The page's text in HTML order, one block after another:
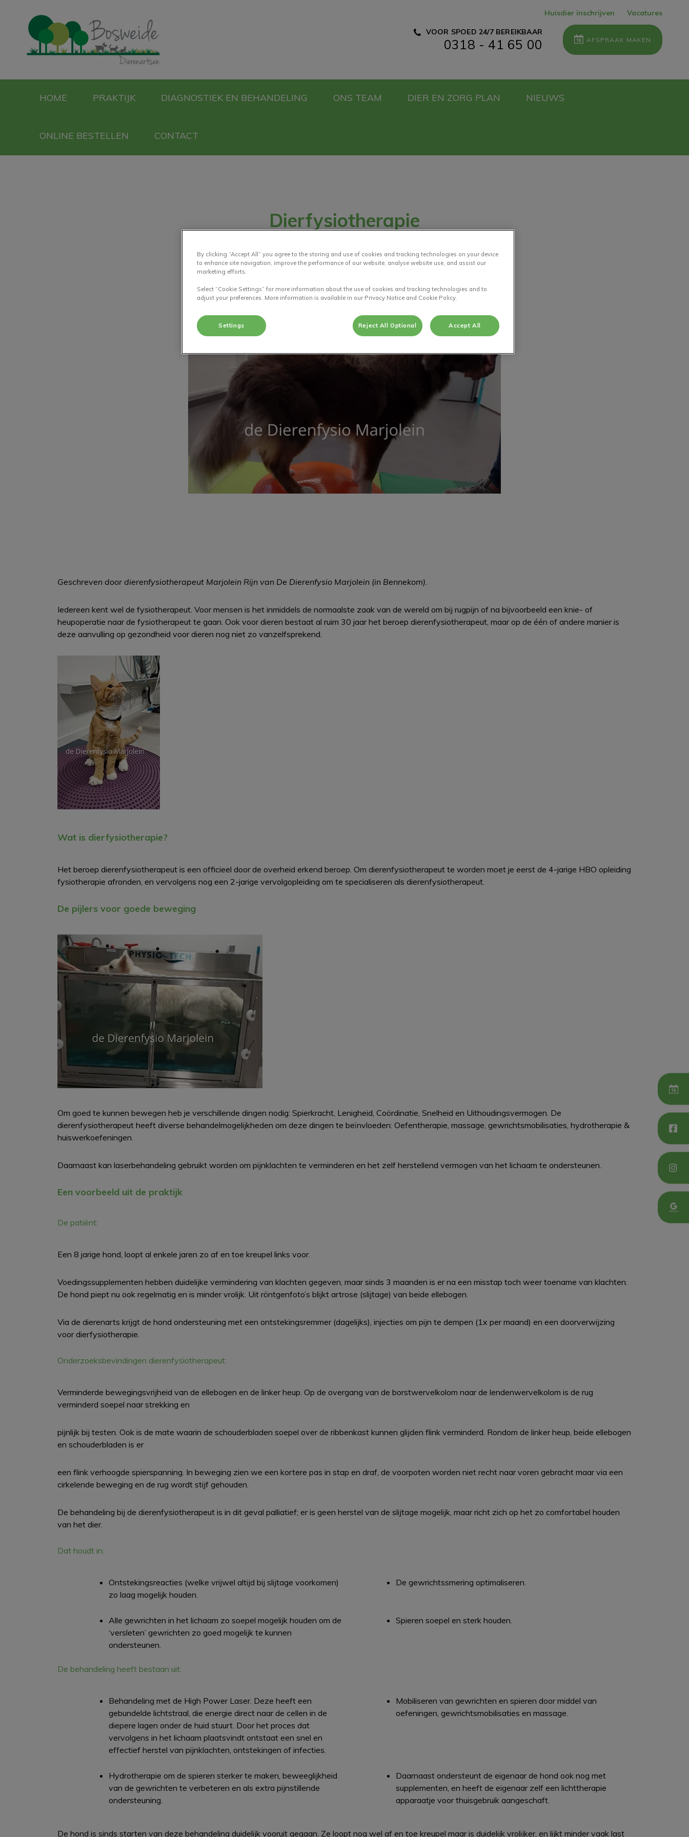
Huisdier inschrijven Vacatures
VOOR SPOED 24/7 BEREIKBAAR
0318 - 41 65 00 AFSPRAAK MAKEN
HOME PRAKTIJK DIAGNOSTIEK EN BEHANDELING ONS TEAM DIER EN ZORG PLAN NIEUWS
ONLINE BESTELLEN CONTACT
Dierfysiotherapie
jun 16 2023, 16:03
Deel
Geschreven door dierenfysiotherapeut Marjolein Rijn van De Dierenfysio Marjolein (in Bennekom).
Iedereen kent wel de fysiotherapeut. Voor mensen is het inmiddels de normaalste zaak van de wereld om bij rugpijn of na bijvoorbeeld een knie- of
heupoperatie naar de fysiotherapeut te gaan. Ook voor dieren bestaat al ruim 30 jaar het beroep dierenfysiotherapeut, maar op de één of andere manier is
deze aanvulling op gezondheid voor dieren nog niet zo vanzelfsprekend.
Wat is dierfysiotherapie?
Het beroep dierenfysiotherapeut is een officieel door de overheid erkend beroep. Om dierenfysiotherapeut te worden moet je eerst de 4-jarige HBO opleiding
fysiotherapie afronden, en vervolgens nog een 2-jarige vervolgopleiding om te specialiseren als dierenfysiotherapeut.
De pijlers voor goede beweging
Om goed te kunnen bewegen heb je verschillende dingen nodig: Spierkracht, Lenigheid, Coördinatie, Snelheid en Uithoudingsvermogen. De
dierenfysiotherapeut heeft diverse behandelmogelijkheden om deze dingen te beïnvloeden: Oefentherapie, massage, gewrichtsmobilisaties, hydrotherapie &
huiswerkoefeningen.
Daarnaast kan laserbehandeling gebruikt worden om pijnklachten te verminderen en het zelf herstellend vermogen van het lichaam te ondersteunen.
Een voorbeeld uit de praktijk
De patiënt:
Een 8 jarige hond, loopt al enkele jaren zo af en toe kreupel links voor.
Voedingssupplementen hebben duidelijke vermindering van klachten gegeven, maar sinds 3 maanden is er na een misstap toch weer toename van klachten.
De hond piept nu ook regelmatig en is minder vrolijk. Uit röntgenfoto’s blijkt artrose (slijtage) van beide ellebogen.
Via de dierenarts krijgt de hond ondersteuning met een ontstekingsremmer (dagelijks), injecties om pijn te dempen (1x per maand) en een doorverwijzing
voor dierfysiotherapie.
Onderzoeksbevindingen dierenfysiotherapeut:
Verminderde bewegingsvrijheid van de ellebogen en de linker heup. Op de overgang van de borstwervelkolom naar de lendenwervelkolom is de rug
verminderd soepel naar strekking en
pijnlijk bij testen. Ook is de mate waarin de schouderbladen soepel over de ribbenkast kunnen glijden flink verminderd. Rondom de linker heup, beide ellebogen
en schouderbladen is er
een flink verhoogde spierspanning. In beweging zien we een kortere pas in stap en draf, de voorpoten worden niet recht naar voren gebracht maar via een
cirkelende beweging en de rug wordt stijf gehouden.
De behandeling bij de dierenfysiotherapeut is in dit geval palliatief; er is geen herstel van de slijtage mogelijk, maar richt zich op het zo comfortabel houden
van het dier.
Dat houdt in:
Ontstekingsreacties (welke vrijwel altijd bij slijtage voorkomen)
zo laag mogelijk houden.
De gewrichtssmering optimaliseren.
Alle gewrichten in het lichaam zo soepel mogelijk houden om de
‘versleten’ gewrichten zo goed mogelijk te kunnen
ondersteunen.
Spieren soepel en sterk houden.
De behandeling heeft bestaan uit:
Behandeling met de High Power Laser. Deze heeft een
gebundelde lichtstraal, die energie direct naar de cellen in de
diepere lagen onder de huid stuurt. Door het proces dat
vervolgens in het lichaam plaatsvindt ontstaat een snel en
effectief herstel van pijnklachten, ontstekingen of infecties.
Mobiliseren van gewrichten en spieren door middel van
oefeningen, gewrichtsmobilisaties en massage.
Hydrotherapie om de spieren sterker te maken, beweeglijkheid
van de gewrichten te verbeteren en als extra pijnstillende
ondersteuning.
Daarnaast ondersteunt de eigenaar de hond ook nog met
supplementen, en heeft de eigenaar zelf een lichttherapie
apparaatje voor thuisgebruik aangeschaft.
De hond is sinds starten van deze behandeling duidelijk vooruit gegaan. Ze loopt nog wel af en toe kreupel maar is duidelijk vrolijker, en lijkt minder vaak last
By clicking “Accept All” you agree to the storing and use of cookies and tracking technologies on your device
to enhance site navigation, improve the performance of our website, analyse website use, and assist our
marketing efforts.
Select “Cookie Settings” for more information about the use of cookies and tracking technologies and to
adjust your preferences. More information is available in our Privacy Notice and Cookie Policy.
Settings Reject All Optional Accept All